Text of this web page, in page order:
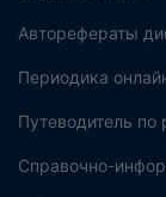
Авторефераты
Периодика
Путеводитель
Справочно-